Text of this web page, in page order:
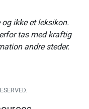
ikke et leksikon.
tas med kraftig
andre steder.